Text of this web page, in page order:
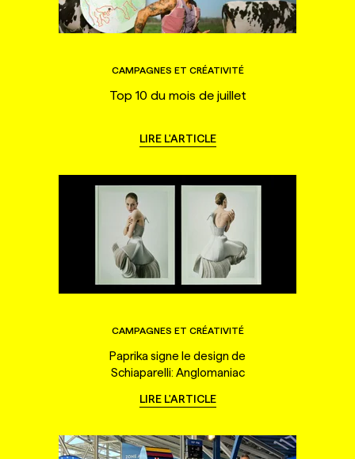
CAMPAGNES ET CRÉATIVITÉ
Top 10 du mois de juillet
LIRE L'ARTICLE
CAMPAGNES ET CRÉATIVITÉ
Paprika signe le design de
Schiaparelli: Anglomaniac
LIRE L'ARTICLE